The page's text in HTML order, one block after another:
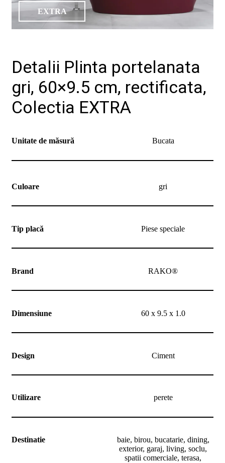
design"
Produse
De
Soluții
noi
Devino
EXTRA
Detalii Plinta portelanata
gri, 60×9.5 cm, rectificata,
Colectia EXTRA
Unitate de măsură Bucata
Culoare gri
Tip placă Piese speciale
Brand RAKO®
Dimensiune 60 x 9.5 x 1.0
Design Ciment
Utilizare perete
Destinatie
baie, birou, bucatarie, dining,
exterior, garaj, living, soclu,
spatii comerciale, terasa,